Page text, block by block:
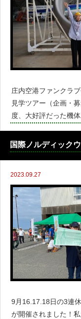
庄内空港ファンクラ
見学ツアー（企画・
度、大好評だった機
るお部屋の宿泊など
国際ノルディック
2023.09.27
9月16.17.18日の3連
が開催されました！